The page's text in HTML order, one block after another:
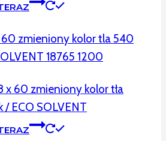
x 60 zmieniony kolor tła
/ ECO SOLVENT